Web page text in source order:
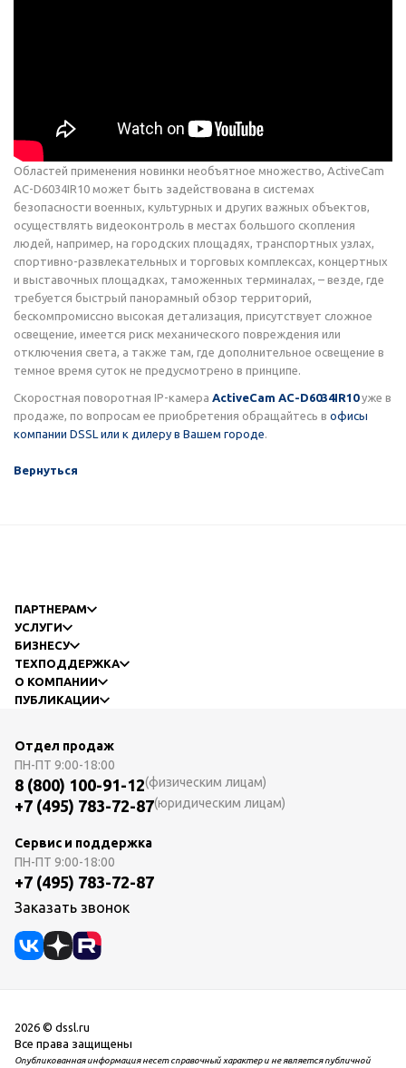
Областей применения новинки необъятное множество, ActiveCam
AC-D6034IR10 может быть задействована в системах
безопасности военных, культурных и других важных объектов,
осуществлять видеоконтроль в местах большого скопления
людей, например, на городских площадях, транспортных узлах,
спортивно-развлекательных и торговых комплексах, концертных
и выставочных площадках, таможенных терминалах, – везде, где
требуется быстрый панорамный обзор территорий,
бескомпромиссно высокая детализация, присутствует сложное
освещение, имеется риск механического повреждения или
отключения света, а также там, где дополнительное освещение в
темное время суток не предусмотрено в принципе.
Скоростная поворотная IP-камера ActiveCam AC-D6034IR10уже в
продаже, по вопросам ее приобретения обращайтесь в офисы
компании DSSL или к дилеру в Вашем городе.
Вернуться
ПАРТНЕРАМ
УСЛУГИ
БИЗНЕСУ
ТЕХПОДДЕРЖКА
О КОМПАНИИ
ПУБЛИКАЦИИ
Отдел продаж
ПН-ПТ 9:00-18:00
8 (800) 100-91-12(физическим лицам)
+7 (495) 783-72-87(юридическим лицам)
Сервис и поддержка
ПН-ПТ 9:00-18:00
+7 (495) 783-72-87
Заказать звонок
2026 © dssl.ru
Все права защищены
Опубликованная информация несет справочный характер и не является публичной